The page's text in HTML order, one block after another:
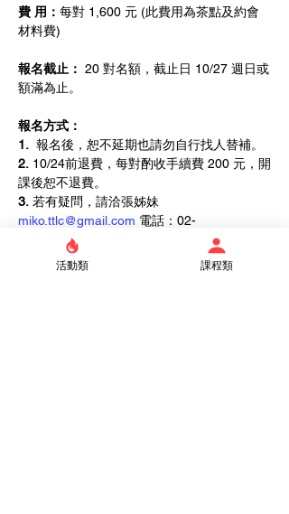
費 用： 每對 1,600 元 (此費用為茶點及約會
材料費)
報名截止： 20 對名額，截止日 10/27 週日或
額滿為止。
報名方式：
1. 報名後，恕不延期也請勿自行找人替補。
2. 10/24前退費，每對酌收手續費 200 元，開
課後恕不退費。
3. 若有疑問，請洽張姊妹
miko.ttlc@gmail.com 電話：02-
23632096#146。
活動類 課程類